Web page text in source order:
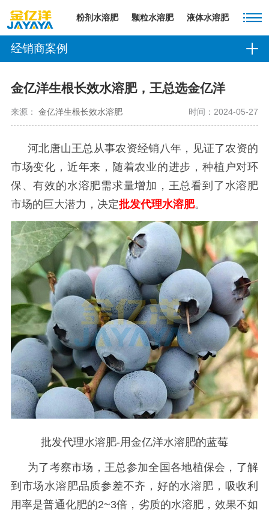
粉剂水溶肥 颗粒水溶肥 液体水溶肥
经销商案例
金亿洋生根长效水溶肥，王总选金亿洋
来源： 金亿洋生根长效水溶肥 时间：2024-05-27
河北唐山王总从事农资经销八年，见证了农资的
市场变化，近年来，随着农业的进步，种植户对环
保、有效的水溶肥需求量增加，王总看到了水溶肥
市场的巨大潜力，决定批发代理水溶肥。
批发代理水溶肥-用金亿洋水溶肥的蓝莓
为了考察市场，王总参加全国各地植保会，了解
到市场水溶肥品质参差不齐，好的水溶肥，吸收利
用率是普通化肥的2~3倍，劣质的水溶肥，效果不如